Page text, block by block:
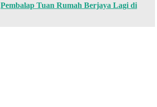
Pembalap Tuan Rumah Berjaya Lagi di